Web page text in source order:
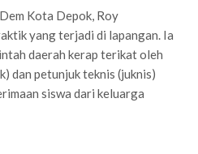
Kota Depok, Roy
yang terjadi di lapangan. Ia
daerah kerap terikat oleh
dan petunjuk teknis (juknis)
siswa dari keluarga